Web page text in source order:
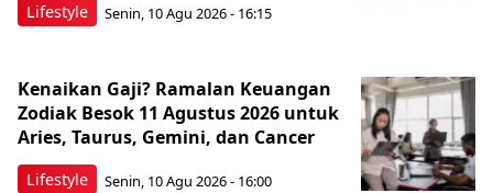
Lifestyle Senin, 10 Agu 2026 - 16:15
Lifestyle
Kenaikan Gaji? Ramalan Keuangan
Zodiak Besok 11 Agustus 2026 untuk
Aries, Taurus, Gemini, dan Cancer
Senin, 10 Agu 2026 - 16:00